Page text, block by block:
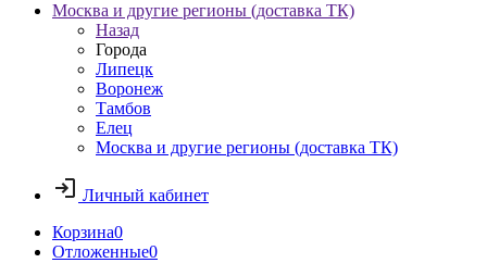
Москва и другие регионы (доставка ТК)
Назад
Города
Липецк
Воронеж
Тамбов
Елец
Москва и другие регионы (доставка ТК)
Личный кабинет
Корзина0
Отложенные0